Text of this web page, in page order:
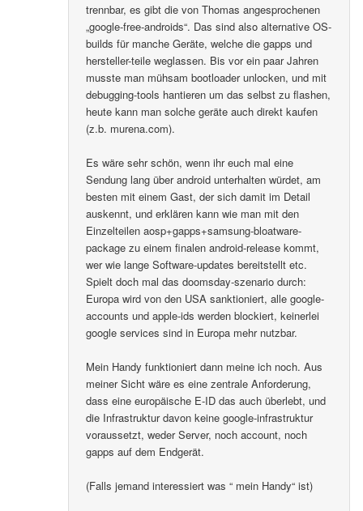
trennbar, es gibt die von Thomas angesprochenen
„google-free-androids“. Das sind also alternative OS-
builds für manche Geräte, welche die gapps und
hersteller-teile weglassen. Bis vor ein paar Jahren
musste man mühsam bootloader unlocken, und mit
debugging-tools hantieren um das selbst zu flashen,
heute kann man solche geräte auch direkt kaufen
(z.b. murena.com).
Es wäre sehr schön, wenn ihr euch mal eine
Sendung lang über android unterhalten würdet, am
besten mit einem Gast, der sich damit im Detail
auskennt, und erklären kann wie man mit den
Einzelteilen aosp+gapps+samsung-bloatware-
package zu einem finalen android-release kommt,
wer wie lange Software-updates bereitstellt etc.
Spielt doch mal das doomsday-szenario durch:
Europa wird von den USA sanktioniert, alle google-
accounts und apple-ids werden blockiert, keinerlei
google services sind in Europa mehr nutzbar.
Mein Handy funktioniert dann meine ich noch. Aus
meiner Sicht wäre es eine zentrale Anforderung,
dass eine europäische E-ID das auch überlebt, und
die Infrastruktur davon keine google-infrastruktur
voraussetzt, weder Server, noch account, noch
gapps auf dem Endgerät.
(Falls jemand interessiert was “ mein Handy“ ist)